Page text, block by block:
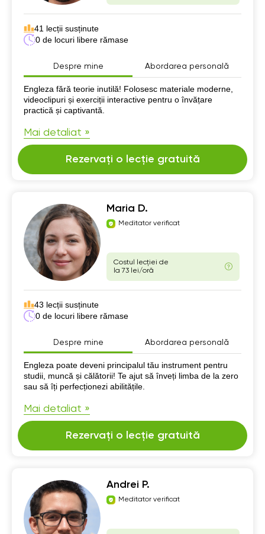
41 lecții susținute
0 de locuri libere rămase
Despre mine Abordarea personală
Despre mine
Engleza fără teorie inutilă! Folosesc materiale moderne,
videoclipuri și exerciții interactive pentru o învățare
practică și captivantă.
Mai detaliat »
Rezervați o lecție gratuită
Maria D.
Meditator verificat
Costul lecției de
la 73 lei/oră
43 lecții susținute
0 de locuri libere rămase
Despre mine Abordarea personală
Despre mine
Engleza poate deveni principalul tău instrument pentru
studii, muncă și călătorii! Te ajut să înveți limba de la zero
sau să îți perfecționezi abilitățile.
Mai detaliat »
Rezervați o lecție gratuită
Andrei P.
Meditator verificat